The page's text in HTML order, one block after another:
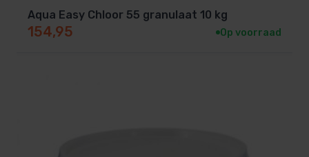
Aqua Easy Chloor 55 granulaat 10 kg
154,95 Op voorraad